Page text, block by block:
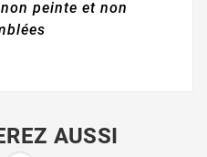
peinte et non
AUSSI